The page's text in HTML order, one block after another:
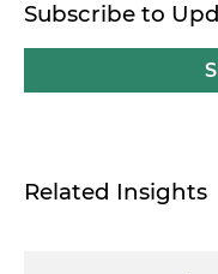
Subscribe to
Related Insights